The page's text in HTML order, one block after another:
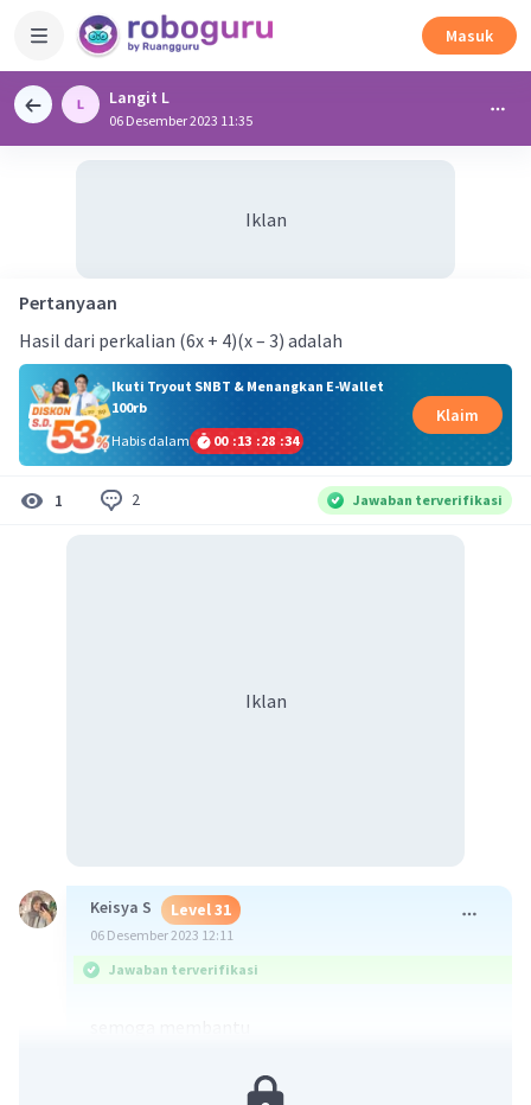
Masuk
Langit L
06 Desember 2023 11:35
Iklan
Pertanyaan
Hasil dari perkalian (6x + 4)(x – 3) adalah
Ikuti Tryout SNBT & Menangkan E-Wallet
100rb
Habis dalam
00 :13 :28 :34
Klaim
1 2 Jawaban terverifikasi
Iklan
Keisya S Level 31
06 Desember 2023 12:11
Jawaban terverifikasi